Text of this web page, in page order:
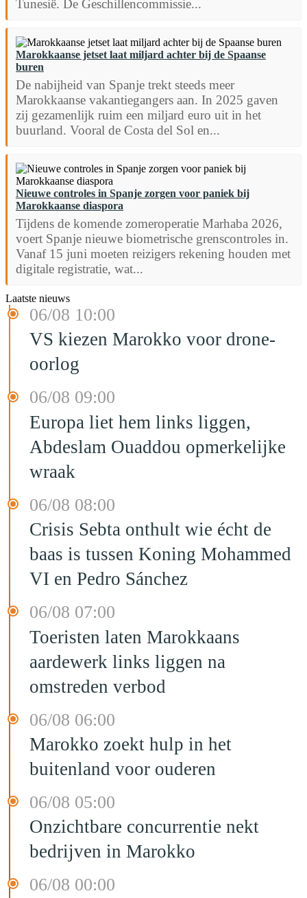
Tunesië. De Geschillencommissie...
Marokkaanse jetset laat miljard achter bij de Spaanse
buren
De nabijheid van Spanje trekt steeds meer
Marokkaanse vakantiegangers aan. In 2025 gaven
zij gezamenlijk ruim een miljard euro uit in het
buurland. Vooral de Costa del Sol en...
Nieuwe controles in Spanje zorgen voor paniek bij
Marokkaanse diaspora
Tijdens de komende zomeroperatie Marhaba 2026,
voert Spanje nieuwe biometrische grenscontroles in.
Vanaf 15 juni moeten reizigers rekening houden met
digitale registratie, wat...
Laatste nieuws
06/08 10:00
VS kiezen Marokko voor drone-
oorlog
06/08 09:00
Europa liet hem links liggen,
Abdeslam Ouaddou opmerkelijke
wraak
06/08 08:00
Crisis Sebta onthult wie écht de
baas is tussen Koning Mohammed
VI en Pedro Sánchez
06/08 07:00
Toeristen laten Marokkaans
aardewerk links liggen na
omstreden verbod
06/08 06:00
Marokko zoekt hulp in het
buitenland voor ouderen
06/08 05:00
Onzichtbare concurrentie nekt
bedrijven in Marokko
06/08 00:00